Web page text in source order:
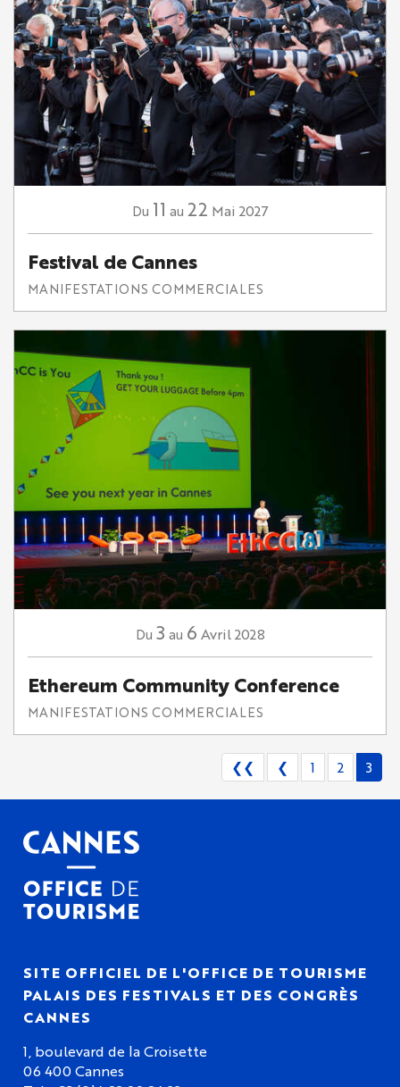
Du 11 au 22 Mai 2027
Festival de Cannes
MANIFESTATIONS COMMERCIALES
Du 3 au 6 Avril 2028
Ethereum Community Conference
MANIFESTATIONS COMMERCIALES
❮❮ ❮ 1 2 3
SITE OFFICIEL DE L'OFFICE DE TOURISME
PALAIS DES FESTIVALS ET DES CONGRÈS
CANNES
1, boulevard de la Croisette
06 400 Cannes